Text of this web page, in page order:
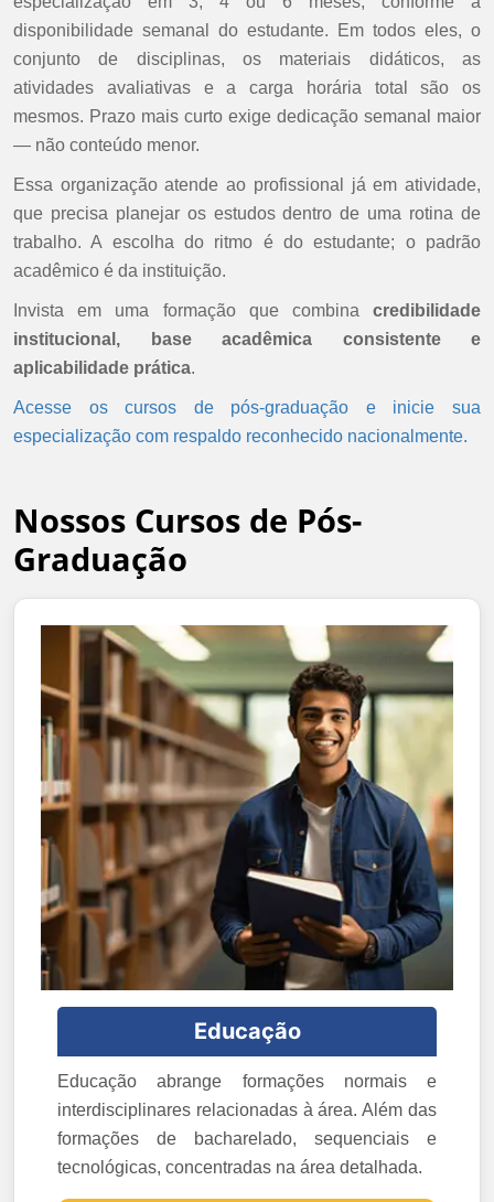
disponibilidade semanal do estudante. Em todos eles, o
conjunto de disciplinas, os materiais didáticos, as
atividades avaliativas e a carga horária total são os
mesmos. Prazo mais curto exige dedicação semanal maior
— não conteúdo menor.
Essa organização atende ao profissional já em atividade,
que precisa planejar os estudos dentro de uma rotina de
trabalho. A escolha do ritmo é do estudante; o padrão
acadêmico é da instituição.
Invista em uma formação que combina credibilidade
institucional, base acadêmica consistente e
aplicabilidade prática.
Acesse os cursos de pós-graduação e inicie sua
especialização com respaldo reconhecido nacionalmente.
Nossos Cursos de Pós-
Graduação
Educação
Educação abrange formações normais e
interdisciplinares relacionadas à área. Além das
formações de bacharelado, sequenciais e
tecnológicas, concentradas na área detalhada.